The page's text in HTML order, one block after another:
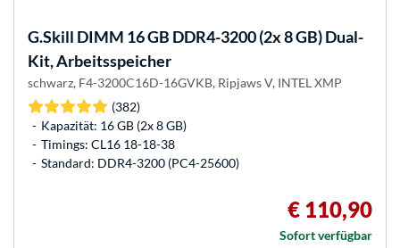
G.Skill DIMM 16 GB DDR4-3200 (2x 8 GB) Dual-
Kit, Arbeitsspeicher
schwarz, F4-3200C16D-16GVKB, Ripjaws V, INTEL XMP
(382)
Kapazität: 16 GB (2x 8 GB)
Timings: CL16 18-18-38
Standard: DDR4-3200 (PC4-25600)
€ 110,90
Sofort verfügbar